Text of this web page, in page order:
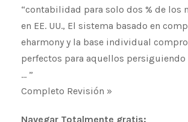
“contabilidad para solo dos % de los
en EE. UU., El sistema basado en
eharmony y la base individual
perfectos para aquellos
… ”
Completo Revisión »
Navegar Totalmente gratis: